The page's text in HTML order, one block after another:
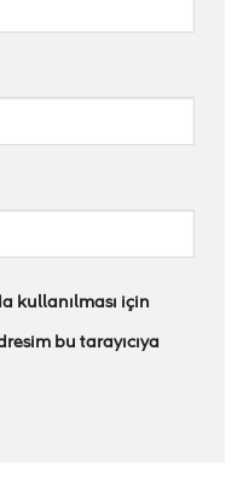
kullanılması için
bu tarayıcıya